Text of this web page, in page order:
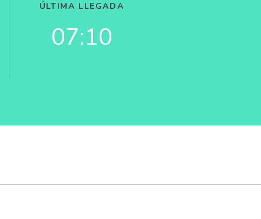
ÚLTIMA LLEGADA
07:10